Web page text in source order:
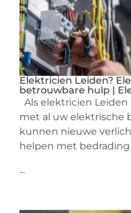
Elektricien Leiden?
betrouwbare hulp |
Als elektricien
met al uw elektrische
kunnen nieuwe
helpen met
...